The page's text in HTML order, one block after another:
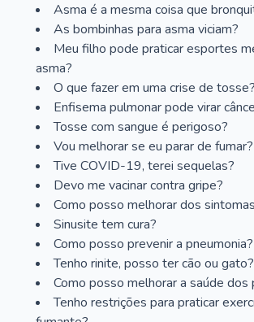
Asma é a mesma coisa que
As bombinhas para asma viciam?
Meu filho pode praticar esportes
asma?
O que fazer em uma crise de tosse?
Enfisema pulmonar pode virar
Tosse com sangue é perigoso?
Vou melhorar se eu parar de fumar?
Tive COVID-19, terei sequelas?
Devo me vacinar contra gripe?
Como posso melhorar dos
Sinusite tem cura?
Como posso prevenir a pneumonia?
Tenho rinite, posso ter cão ou gato?
Como posso melhorar a saúde dos
Tenho restrições para praticar